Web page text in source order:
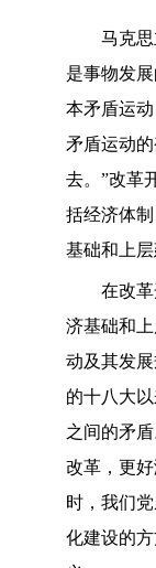
马克思主
是事物发
本矛盾运
矛盾运动
去。”改革
括经济体
基础和上
在改革开
济基础和
动及其发
的十八大
之间的矛
改革，更
时，我们
化建设的